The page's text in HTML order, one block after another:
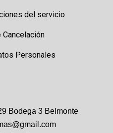
del servicio
Personales
Bodega 3 Belmonte